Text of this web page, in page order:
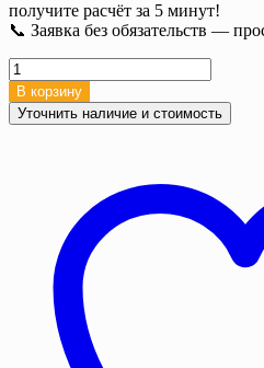
получите расчёт за 5 минут!
📞 Заявка без обязательств —
Количество
товара
Полог
брезентовый
В корзину
Уточнить наличие и стоимость